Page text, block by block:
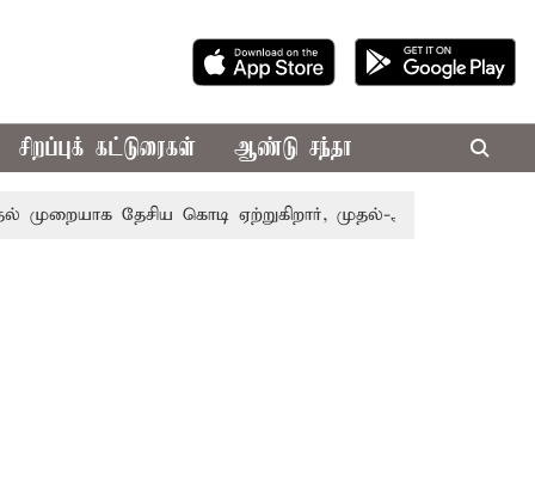
சிறப்புக் கட்டுரைகள் ஆண்டு சந்தா
தேசிய கொடி ஏற்றுகிறார், முதல்-அமைச்சர் விஜய்!